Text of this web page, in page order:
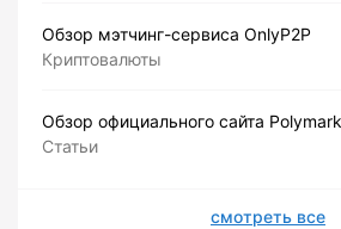
Обзор мэтчинг-сервиса OnlyP2P
Криптовалюты
Обзор официального сайта
Статьи
смотреть все